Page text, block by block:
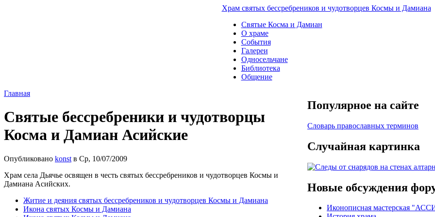
Храм святых бессребреников и чудотворцев Космы и Дамиана
Святые Косма и Дамиан
О храме
События
Галереи
Односельчане
Библиотека
Общение
Главная
Святые бессребреники и чудотворцы
Косма и Дамиан Асийские
Опубликовано konst в Ср, 10/07/2009
Храм села Дьячье освящен в честь святых бессребреников и чудотворцев Космы и
Дамиана Асийских.
Житие и деяния святых бессребреников и чудотворцев Космы и Дамиана
Икона святых Космы и Дамиана
Популярное на сайте
Словарь православных терминов
Случайная картинка
Новые обсуждения
Иконописная мастерская